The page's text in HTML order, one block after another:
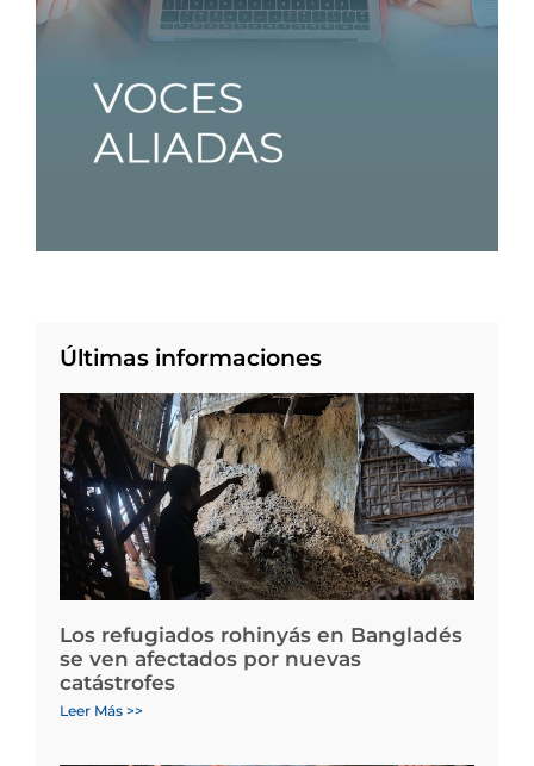
Últimas informaciones
Los refugiados rohinyás en Bangladés
se ven afectados por nuevas
catástrofes
Leer Más >>